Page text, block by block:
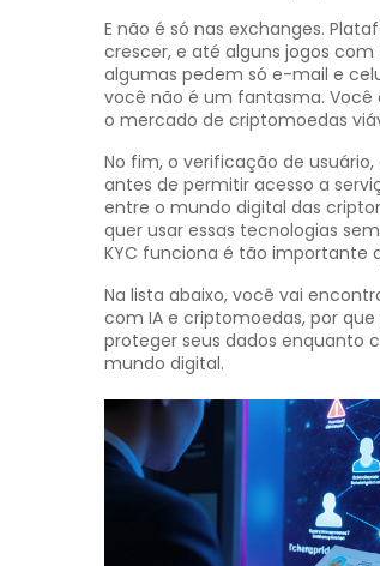
E não é só nas exchanges.
crescer, e até alguns jogos
algumas pedem só e-mail e
você não é um fantasma. Você
o mercado de criptomoedas
No fim, o verificação de usuário,
antes de permitir acesso a
entre o mundo digital das
quer usar essas tecnologias
KYC funciona é tão importante
Na lista abaixo, você vai
com IA e criptomoedas, por
proteger seus dados enquanto
mundo digital.